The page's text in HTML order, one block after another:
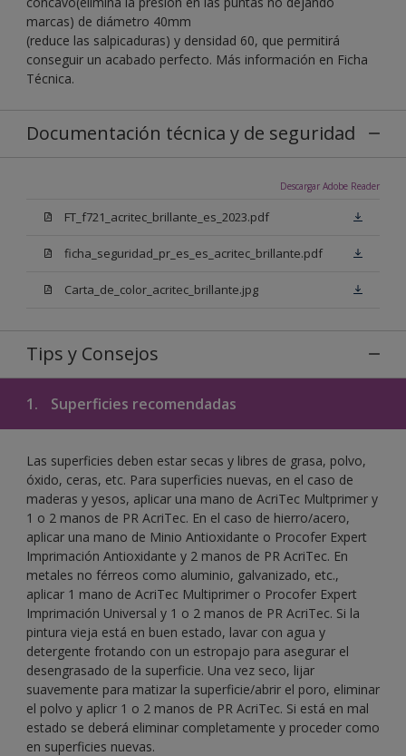
marcas) de diámetro 40mm
(reduce las salpicaduras) y densidad 60, que permitirá
conseguir un acabado perfecto. Más información en Ficha
Técnica.
Documentación técnica y de seguridad
Descargar Adobe Reader
FT_f721_acritec_brillante_es_2023.pdf
ficha_seguridad_pr_es_es_acritec_brillante.pdf
Carta_de_color_acritec_brillante.jpg
Tips y Consejos
1. Superficies recomendadas
Las superficies deben estar secas y libres de grasa, polvo,
óxido, ceras, etc. Para superficies nuevas, en el caso de
maderas y yesos, aplicar una mano de AcriTec Multprimer y
1 o 2 manos de PR AcriTec. En el caso de hierro/acero,
aplicar una mano de Minio Antioxidante o Procofer Expert
Imprimación Antioxidante y 2 manos de PR AcriTec. En
metales no férreos como aluminio, galvanizado, etc.,
aplicar 1 mano de AcriTec Multiprimer o Procofer Expert
Imprimación Universal y 1 o 2 manos de PR AcriTec. Si la
pintura vieja está en buen estado, lavar con agua y
detergente frotando con un estropajo para asegurar el
desengrasado de la superficie. Una vez seco, lijar
suavemente para matizar la superficie/abrir el poro, eliminar
el polvo y aplicr 1 o 2 manos de PR AcriTec. Si está en mal
estado se deberá eliminar completamente y proceder como
en superficies nuevas.